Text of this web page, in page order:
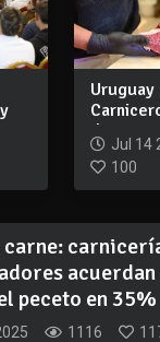
de 40%...
Jul 14
100
carne:
peceto en 35%
1116